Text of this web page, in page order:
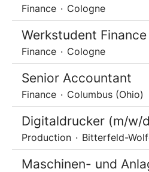
Finance · Cologne
Werkstudent
Finance · Cologne
Senior Accountant
Finance · Columbus (Ohio)
Digitaldrucker (m/w/
Production · Bitterfeld-
Maschinen- und